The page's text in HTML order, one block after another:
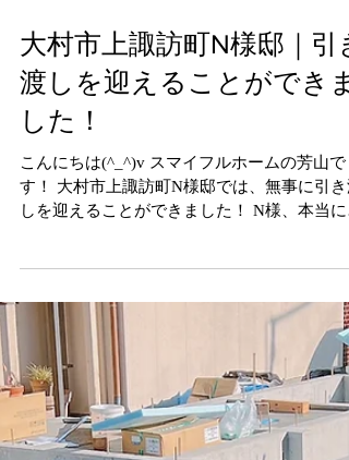
大村市上諏訪町N様邸｜引
渡しを迎えることができま
した！
こんにちは(^_^)v スマイフルホームの芳山で
めでとうございます！ また、ご協力いただい
擁壁の上に、ホワイト色を基調としたオシャ
なサーフ...